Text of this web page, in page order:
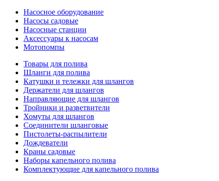
Насосное оборудование
Насосы садовые
Насосные станции
Аксессуары к насосам
Мотопомпы
Товары для полива
Шланги для полива
Катушки и тележки для шлангов
Держатели для шлангов
Направляющие для шлангов
Тройники и разветвители
Хомуты для шлангов
Соединители шланговые
Пистолеты-распылители
Дождеватели
Краны садовые
Наборы капельного полива
Комплектующие для капельного полива